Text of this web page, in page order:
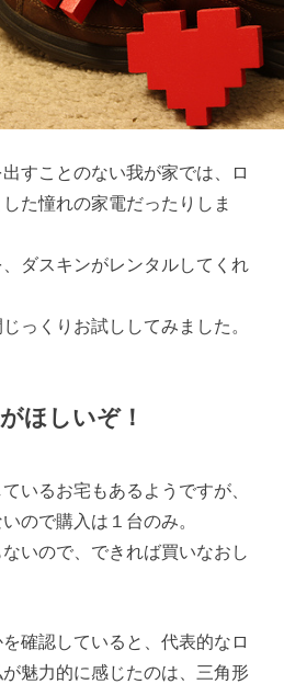
すことのない我が家では、ロ
た憧れの家電だったりしま
ダスキンがレンタルしてくれ
っくりお試ししてみました。
ほしいぞ！
いるお宅もあるようですが、
ので購入は１台のみ。
いので、できれば買いなおし
確認していると、代表的なロ
魅力的に感じたのは、三角形